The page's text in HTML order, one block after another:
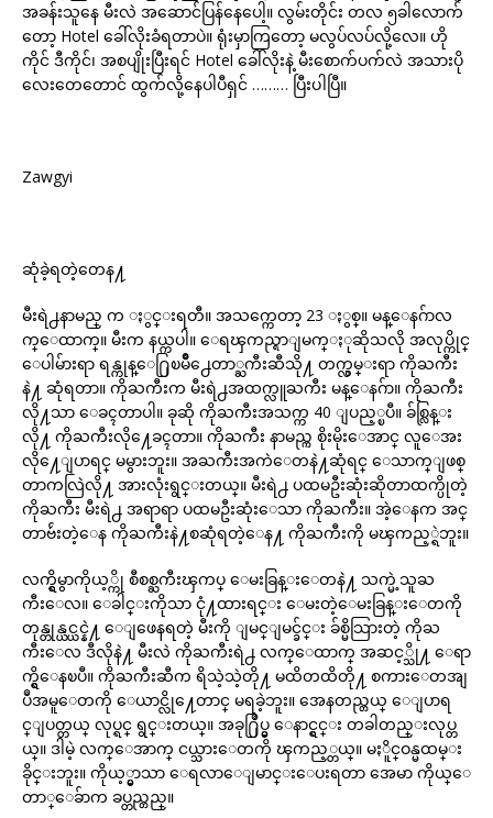
အခန်းသူနေ မီးလဲ အဆောင်ပြန်နေပေါ့။ လွမ်းတိုင်း တလ ၅ခါလောက်
တော့ Hotel ခေါ်လိုးခံရတာပဲ။ ရုံးမှာကြတော့ မလွပ်လပ်လို့လေ။ ဟို
ကိုင် ဒီကိုင်၊ အစပျိုးပြီးရင် Hotel ခေါ်လိုးနဲ့ မီးစောက်ပက်လဲ အသားပို
လေးတေတောင် ထွက်လို့နေပါပီရှင် ……… ပြီးပါပြီ။
Zawgyi
ဆုံခဲ့ရတဲ့တေန႔
မီးရဲ႕နာမည္ က ႏွင္းရတီ။ အသက္ကေတာ့ 23 ႏွစ္။ မန္ေနဂ်ာလ
က္ေထာက္။ မီးက နယ္ကပါ။ ေရၾကည္ရာျမက္ႏုဆိုသလို အလုပ္ကိုင္
ေပါမ်ားရာ ရန္ကုန္ေ႐ြၿမိဳ႕ေတာ္ႀကီးဆီသို႔ တက္လွမ္းရာ ကိုႀကီး
နဲ႔ ဆုံရတာ။ ကိုႀကီးက မီးရဲ႕အထက္လူႀကီး မန္ေနဂ်ာ။ ကိုႀကီး
လို႔သာ ေခၚတာပါ။ ခုဆို ကိုႀကီးအသက္က 40 ျပည့္ၿပီ။ ခ်စ္လြန္း
လို႔ ကိုႀကီးလို႔ေခၚတာ။ ကိုႀကီး နာမည္က စိုးမိုးေအာင္ လူေအး
လို႔ေျပာရင္ မမွားဘူး။ အႀကီးအကဲေတနဲ႔ဆုံရင္ ေသာက္ျဖစ္
တာကလြဲလို႔ အားလုံးရွင္းတယ္။ မီးရဲ႕ ပထမဦးဆုံးဆိုတာထက္ပိုတဲ့
ကိုႀကီး မီးရဲ႕ အရာရာ ပထမဦးဆုံးေသာ ကိုႀကီး။ အဲ့ေနက အင္
တာဗ်ဴးတဲ့ေန ကိုႀကီးနဲ႔စဆုံရတဲ့ေန႔ ကိုႀကီးကို မၾကည့္ရဲဘူး။
လက္ရွိမွာကိုယ့္ကို စီစစ္ႀကီးၾကပ္ ေမးခြန္းေတနဲ႔ သက္မဲ့သူႀ
ကီးေလ။ ေခါင္းကိုသာ ငုံ႔ထားရင္း ေမးတဲ့ေမးခြန္းေတကို
တုန္တုန္ယင္ယင္နဲ႔ ေျဖေနရတဲ့ မီးကို ျမင္ျမင္ခ်င္း ခ်စ္မိသြားတဲ့ ကိုႀ
ကီးေလ ဒီလိုနဲ႔ မီးလဲ ကိုႀကီးရဲ႕ လက္ေထာက္ အဆင့္သို႔ ေရာ
က္ရွိေနၿပီ။ ကိုႀကီးဆီက ရိသဲ့သဲ့တို႔ မထိတထိတို႔ စကားေတအျ
ပဳအမူေတကို ေယာင္လို႔ေတာင္ မရခဲ့ဘူး။ အေနတည္တယ္ ေျပာရ
င္ျပတ္တယ္ လုပ္ရင္ ရွင္းတယ္။ အခု႐ြဳပ္မွ ေနာင္ရွင္း တခါတည္းလုပ္တ
ယ္။ ဒါမဲ့ လက္ေအာက္ ငယ္သားေတကို ၾကည့္တယ္။ မႏိူင္ဝန္မထမ္း
ခိုင္းဘူး။ ကိုယ့္မွာသာ ေရလာေျမာင္းေပးရတာ အေမာ ကိုယ္ေ
တာ္ေခ်ာက ခပ္တည္တည္။